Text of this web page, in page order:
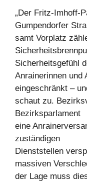
„Der Fritz-Imhoff-
Gumpendorfer
samt Vorplatz
Sicherheitsgefühl
Anrainerinnen und
eingeschränkt –
schaut zu.
Bezirksparlament
eine
zuständigen
Dienststellen
massiven
der Lage muss